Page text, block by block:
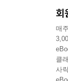
2.
추
3.
회
매
클
사